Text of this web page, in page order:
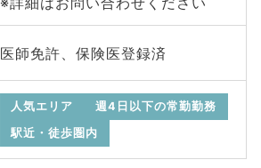
医師免許、保険医登録済
人気エリア
週4日以下の常勤勤務
駅近・徒歩圏内